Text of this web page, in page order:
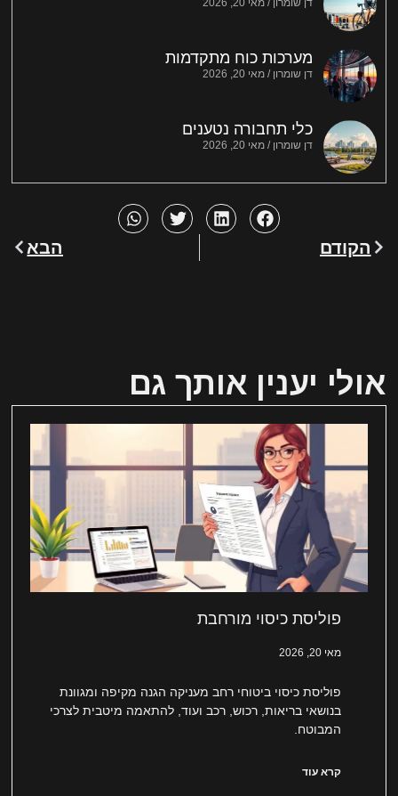
דן שומרון מאי 20, 2026
מערכות כוח מתקדמות
דן שומרון מאי 20, 2026
כלי תחבורה נטענים
דן שומרון מאי 20, 2026
הקודם הבא
אולי יענין אותך גם
פוליסת כיסוי מורחבת
מאי 20, 2026
פוליסת כיסוי ביטוחי רחב מעניקה הגנה מקיפה ומגוונת
בנושאי בריאות, רכוש, רכב ועוד, להתאמה מיטבית לצרכי
המבוטח.
קרא עוד